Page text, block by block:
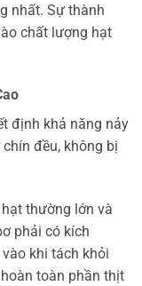
nhất. Sự thành
chất lượng hạt
định khả năng nảy
đều, không bị
thường lớn và
phải có kích
khi tách khỏi
toàn phần thịt